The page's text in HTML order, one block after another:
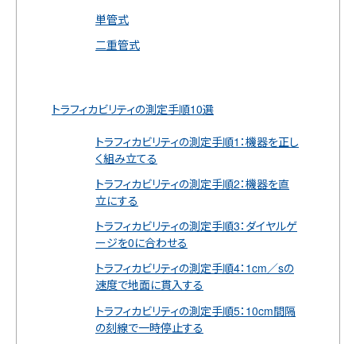
単管式
二重管式
トラフィカビリティの測定手順10選
トラフィカビリティの測定手順1：機器を正し
く組み立てる
トラフィカビリティの測定手順2：機器を直
立にする
トラフィカビリティの測定手順3：ダイヤルゲ
ージを0に合わせる
トラフィカビリティの測定手順4：1cm／sの
速度で地面に貫入する
トラフィカビリティの測定手順5：10cm間隔
の刻線で一時停止する